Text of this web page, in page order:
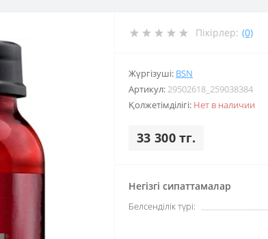
Пікірлер: (0)
Жүргізуші: BSN
Артикул:29502618_259038384
Қолжетімділігі: Нет в наличии
33 300 тг.
Негізгі сипаттамалар
Белсенділік түрі: